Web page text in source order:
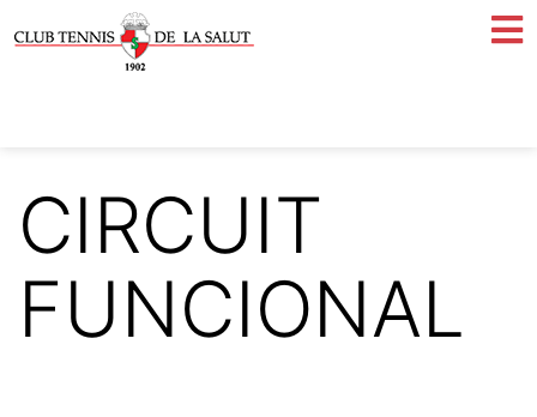
CIRCUIT
FUNCIONAL